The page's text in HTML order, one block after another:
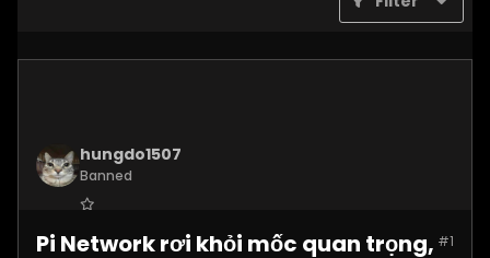
hungdo1507
Banned
Posts:3873 #1
Pi Network rơi khỏi mốc quan trọng,